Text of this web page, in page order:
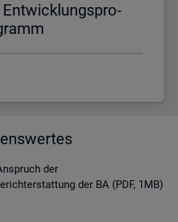
Ent­wick­lungs­pro­
der
der BA (PDF, 1MB)